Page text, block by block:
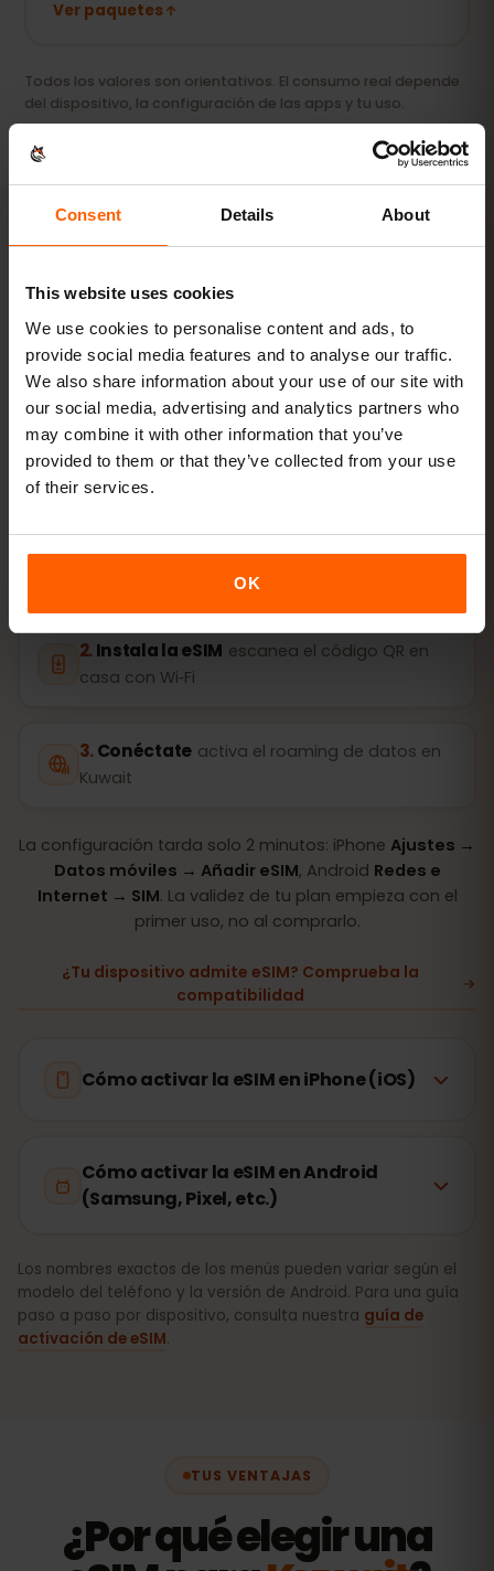
Consent Details About
This website uses cookies
We use cookies to personalise content and ads, to
provide social media features and to analyse our traffic.
We also share information about your use of our site with
our social media, advertising and analytics partners who
may combine it with other information that you’ve
provided to them or that they’ve collected from your use
of their services.
OK
Ver paquetes
Todos los valores son orientativos. El consumo real depende
del dispositivo, la configuración de las apps y tu uso.
Activa tu eSIM para
Kuwait en3 pasos
Listo en minutos, sin tarjeta SIM física.
Compra un plan código QR al instante por
Instala la eSIM escanea el código QR en
casa con Wi‑Fi
Conéctate activa el roaming de datos en
Kuwait
La configuración tarda solo 2 minutos: iPhone Ajustes →
Datos móviles → Añadir eSIM, Android Redes e
Internet → SIM. La validez de tu plan empieza con el
primer uso, no al comprarlo.
¿Tu dispositivo admite eSIM? Comprueba la
compatibilidad
Cómo activar la eSIM en iPhone (iOS)
Cómo activar la eSIM en Android
(Samsung, Pixel, etc.)
Los nombres exactos de los menús pueden variar según el
modelo del teléfono y la versión de Android. Para una guía
paso a paso por dispositivo, consulta nuestra guía de
activación de eSIM.
TUS VENTAJAS
¿Por qué elegir una